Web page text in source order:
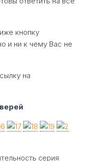
кнопку
и ни к чему Вас не
на
серия